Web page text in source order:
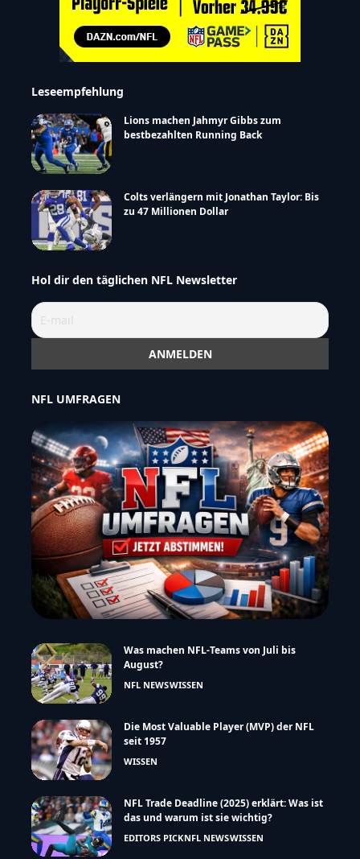
Leseempfehlung
Lions machen Jahmyr Gibbs zum
bestbezahlten Running Back
Colts verlängern mit Jonathan Taylor: Bis
zu 47 Millionen Dollar
Hol dir den täglichen NFL Newsletter
NFL UMFRAGEN
Was machen NFL-Teams von Juli bis
August?
NFL NEWSWISSEN
Die Most Valuable Player (MVP) der NFL
seit 1957
WISSEN
NFL Trade Deadline (2025) erklärt: Was ist
das und warum ist sie wichtig?
EDITORS PICKNFL NEWSWISSEN